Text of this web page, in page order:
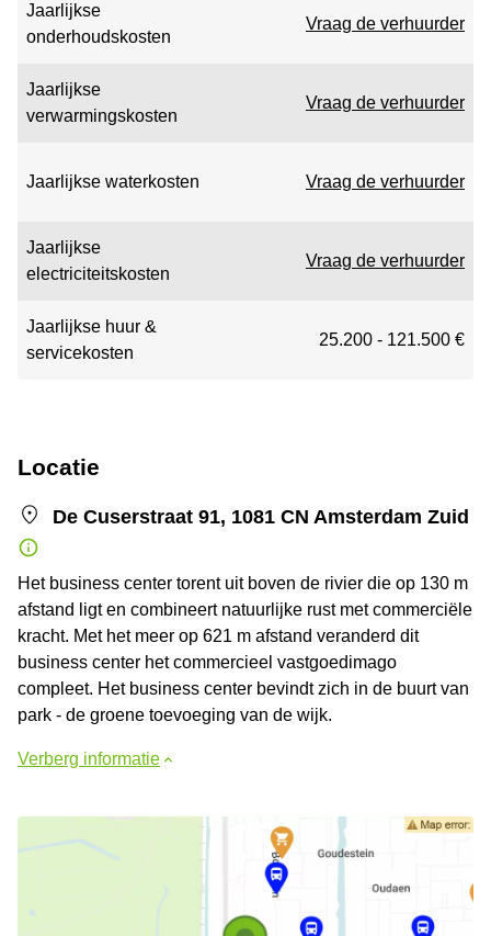
Jaarlijkse
onderhoudskosten
Vraag de verhuurder
Jaarlijkse
verwarmingskosten
Vraag de verhuurder
Jaarlijkse waterkosten Vraag de verhuurder
Jaarlijkse
electriciteitskosten
Vraag de verhuurder
Jaarlijkse huur &
servicekosten
25.200 - 121.500 €
Locatie
De Cuserstraat 91, 1081 CN Amsterdam Zuid
Het business center torent uit boven de rivier die op 130 m
afstand ligt en combineert natuurlijke rust met commerciële
kracht. Met het meer op 621 m afstand veranderd dit
business center het commercieel vastgoedimago
compleet. Het business center bevindt zich in de buurt van
park - de groene toevoeging van de wijk.
Verberg informatie